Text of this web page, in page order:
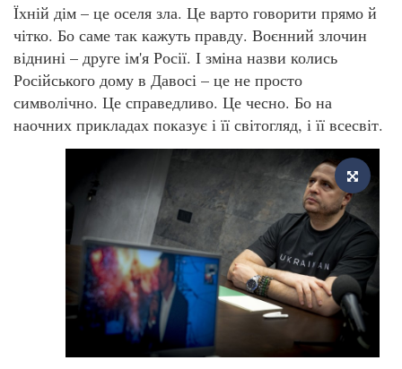
Їхній дім – це оселя зла. Це варто говорити прямо й
чітко. Бо саме так кажуть правду. Воєнний злочин
віднині – друге ім'я Росії. І зміна назви колись
Російського дому в Давосі – це не просто
символічно. Це справедливо. Це чесно. Бо на
наочних прикладах показує і її світогляд, і її всесвіт.